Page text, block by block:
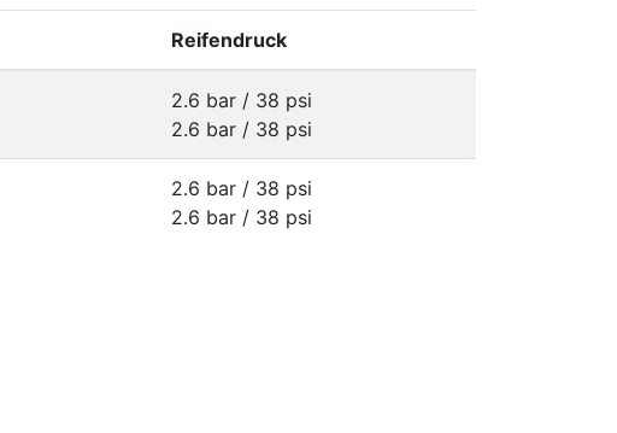
Reifendruck
2.6 bar / 38 psi
2.6 bar / 38 psi
2.6 bar / 38 psi
2.6 bar / 38 psi